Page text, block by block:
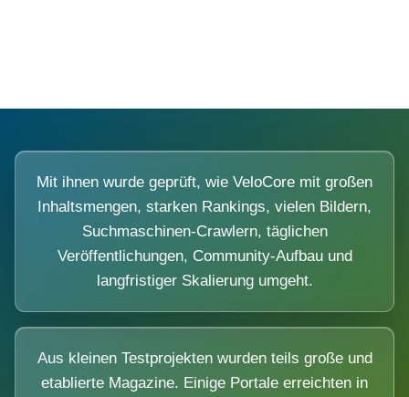
Mit ihnen wurde geprüft, wie VeloCore mit großen
Inhaltsmengen, starken Rankings, vielen Bildern,
Suchmaschinen-Crawlern, täglichen
Veröffentlichungen, Community-Aufbau und
langfristiger Skalierung umgeht.
Aus kleinen Testprojekten wurden teils große und
etablierte Magazine. Einige Portale erreichten in